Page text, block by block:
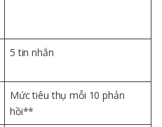
5 tin nhắn
Mức tiêu thụ mỗi 10 phản
hồi**